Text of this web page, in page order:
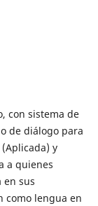
con sistema de
de diálogo para
y
a quienes
en sus
como lengua en